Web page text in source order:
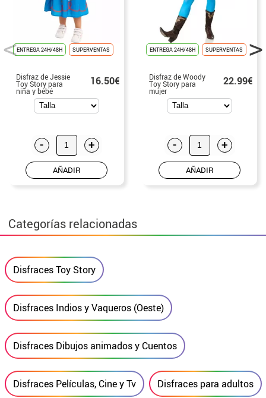
ENTREGA 24H/48H SUPERVENTAS
Disfraz de Jessie
Toy Story para
niña y bebé
16.50€
- +
AÑADIR
ENTREGA 24H/48H SUPERVENTAS
Disfraz de Woody
Toy Story para
mujer
22.99€
- +
AÑADIR
Categorías relacionadas
Disfraces Toy Story
Disfraces Indios y Vaqueros (Oeste)
Disfraces Dibujos animados y Cuentos
Disfraces Películas, Cine y Tv Disfraces para adultos